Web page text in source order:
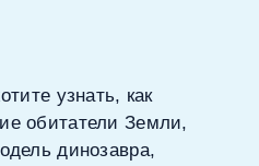
узнать, как
обитатели Земли,
динозавра,